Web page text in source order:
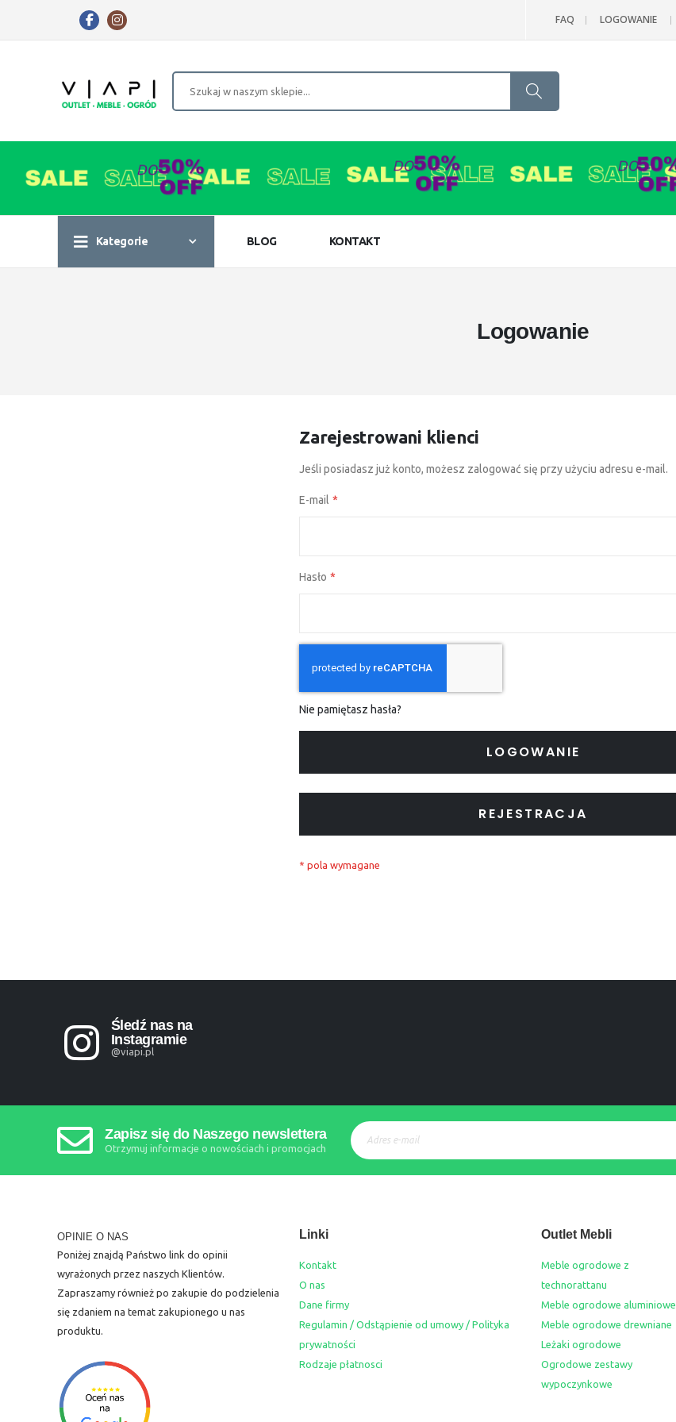
FAQ LOGOWANIE
Kategorie BLOG KONTAKT
Logowanie
Zarejestrowani klienci
Jeśli posiadasz już konto, możesz zalogować się przy użyciu adresu e-mail.
E-mail
Hasło
Nie pamiętasz hasła?
LOGOWANIE
REJESTRACJA
Śledź nas na
Instagramie
@viapi.pl
Zapisz się do Naszego newslettera
Otrzymuj informacje o nowościach i promocjach
OPINIE O NAS
Poniżej znajdą Państwo link do opinii
wyrażonych przez naszych Klientów.
Zapraszamy również po zakupie do podzielenia
się zdaniem na temat zakupionego u nas
produktu.
Linki
Kontakt
O nas
Dane firmy
Regulamin / Odstąpienie od umowy / Polityka
prywatności
Rodzaje płatnosci
Outlet Mebli
Meble ogrodowe z
technorattanu
Meble ogrodowe aluminiowe
Meble ogrodowe drewniane
Leżaki ogrodowe
Ogrodowe zestawy
wypoczynkowe